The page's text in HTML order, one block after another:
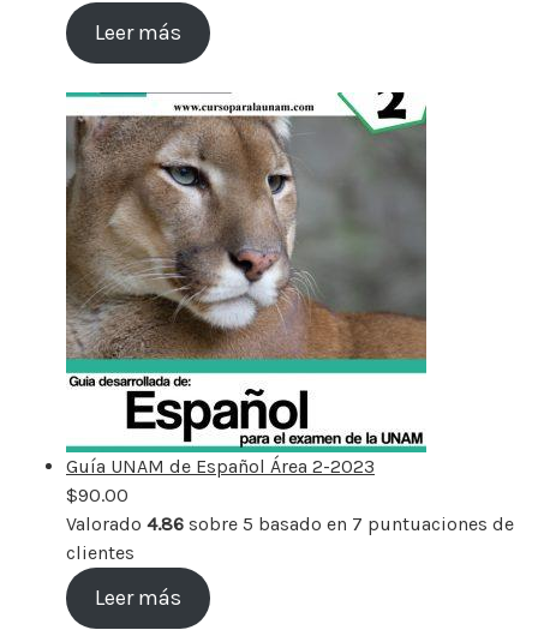
Leer más
Guía UNAM de Español Área 2-2023
$90.00
Valorado 4.86 sobre 5 basado en 7 puntuaciones de
clientes
Leer más